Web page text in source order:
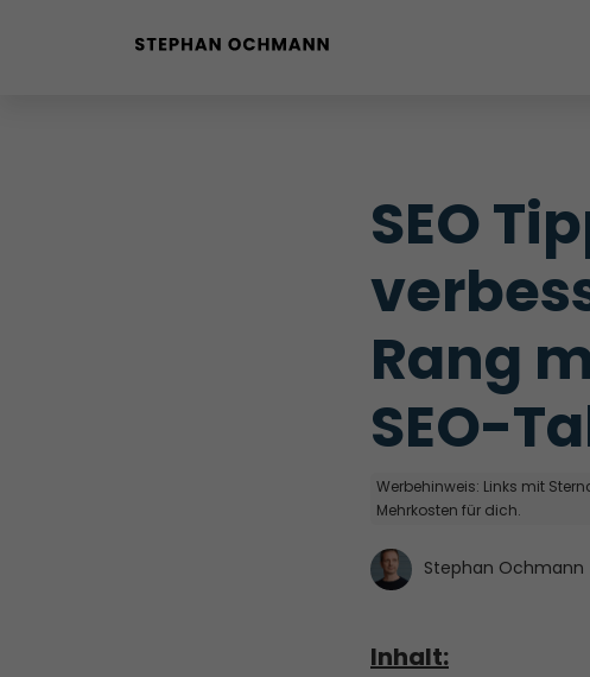
SEO
Rang
SEO-
Werbehinweis: Links mit
Mehrkosten für dich.
Stephan Ochmann
Inhalt: